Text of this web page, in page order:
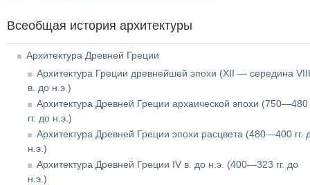
Всеобщая история архитектуры
Архитектура Древней Греции
Архитектура Греции древнейшей эпохи (XII — середина VIII
в. до н.э.)
Архитектура Древней Греции архаической эпохи (750—480
гг. до н.э.)
Архитектура Древней Греции эпохи расцвета (480—400 гг.
н.э.)
Архитектура Древней Греции IV в. до н.э. (400—323 гг. до
н.э.)